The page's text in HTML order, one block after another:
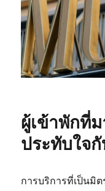
ผู้เข้าพักที่
ประทับใจ
การบริการที่เป็นมิ